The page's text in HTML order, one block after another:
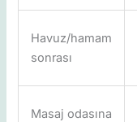
Havuz/hamam
sonrası
Masaj odasına